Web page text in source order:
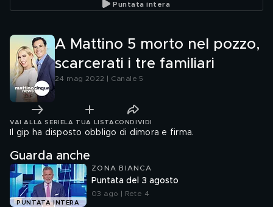
Puntata intera
A Mattino 5 morto nel pozzo,
scarcerati i tre familiari
24 mag 2022 | Canale 5
VAI ALLA SERIE LA TUA LISTA CONDIVIDI
Il gip ha disposto obbligo di dimora e firma.
Guarda anche
PUNTATA INTERA
ZONA BIANCA
Puntata del 3 agosto
03 ago | Rete 4